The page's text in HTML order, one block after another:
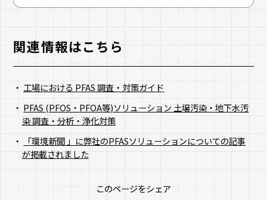
関連情報はこちら
工場における PFAS 調査・対策ガイド
PFAS (PFOS・PFOA等)ソリューション 土壌汚染・地下水汚
染 調査・分析・浄化対策
「環境新聞 」に弊社のPFASソリューションについての記事
が掲載されました
このページをシェア